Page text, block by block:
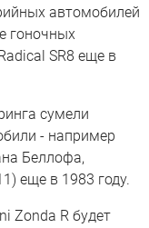
автомобилей
гоночных
SR8 еще в
сумели
- например
Беллофа,
еще в 1983 году.
Zonda R будет